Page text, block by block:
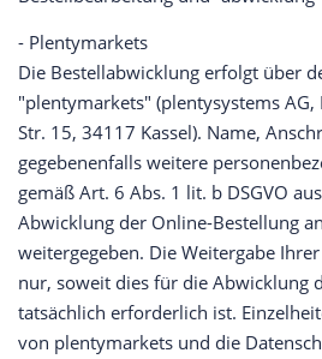
- Plentymarkets
Die Bestellabwicklung erfolgt über
"plentymarkets" (plentysystems
Str. 15, 34117 Kassel). Name,
gegebenenfalls weitere
gemäß Art. 6 Abs. 1 lit. b DSGVO
Abwicklung der Online-Bestellung
weitergegeben. Die Weitergabe
nur, soweit dies für die Abwicklung
tatsächlich erforderlich ist.
von plentymarkets und die